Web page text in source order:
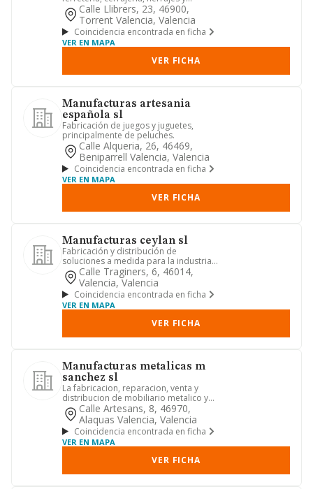
metalisteria.
Calle Llibrers, 23, 46900,
Torrent Valencia, Valencia
Coincidencia encontrada en ficha
VER EN MAPA
VER FICHA
Manufacturas artesania
española sl
Fabricación de juegos y juguetes,
principalmente de peluches.
Calle Alqueria, 26, 46469,
Beniparrell Valencia, Valencia
Coincidencia encontrada en ficha
VER EN MAPA
VER FICHA
Manufacturas ceylan sl
Fabricación y distribución de
soluciones a medida para la industria
alimentaria (aromas, precocinad...
Calle Traginers, 6, 46014,
Valencia, Valencia
Coincidencia encontrada en ficha
VER EN MAPA
VER FICHA
Manufacturas metalicas m
sanchez sl
La fabricacion, reparacion, venta y
distribucion de mobiliario metalico y
sus accesorios, articulos...
Calle Artesans, 8, 46970,
Alaquas Valencia, Valencia
Coincidencia encontrada en ficha
VER EN MAPA
VER FICHA